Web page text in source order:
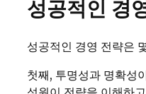
성공적인 경
성공적인 경영 전략은
첫째, 투명성과 명확성